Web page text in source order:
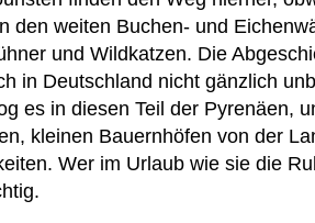
den weiten Buchen- und
und Wildkatzen. Die
in Deutschland nicht gänzlich
es in diesen Teil der Pyrenäen,
kleinen Bauernhöfen von der
Wer im Urlaub wie sie die